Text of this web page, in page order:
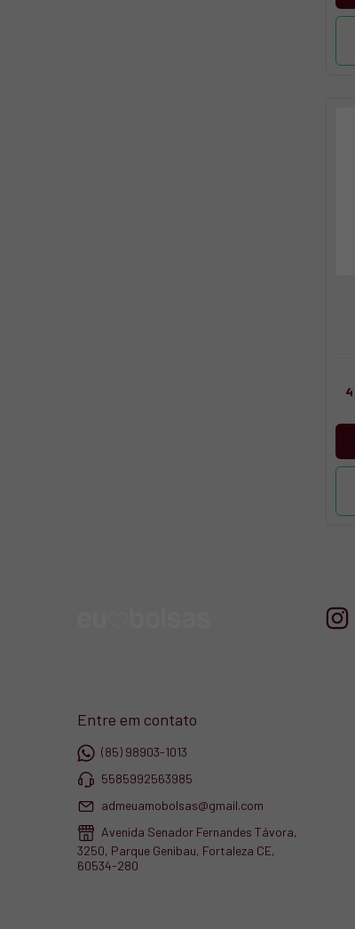
4
Entre em contato
(85) 98903-1013
5585992563985
admeuamobolsas@gmail.com
Avenida Senador Fernandes Távora,
3250, Parque Genibau, Fortaleza CE,
60534-280